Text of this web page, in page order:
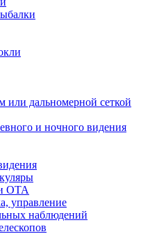
или дальномерной сеткой
и ночного видения
и ОТА
управление
наблюдений